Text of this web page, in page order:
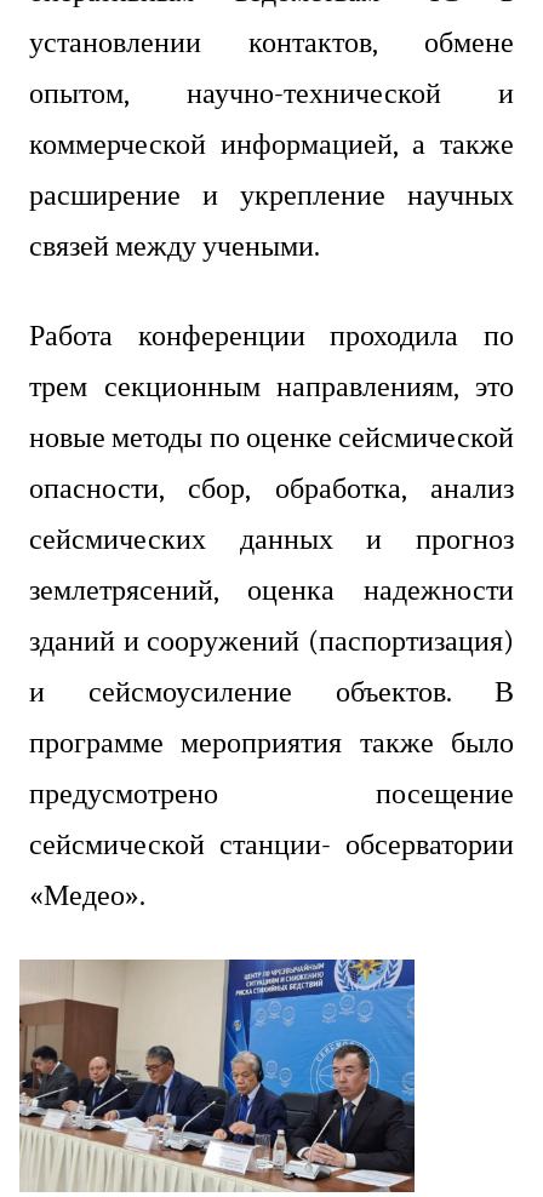
установлении контактов, обмене
опытом, научно-технической и
коммерческой информацией, а также
расширение и укрепление научных
связей между учеными.
Работа конференции проходила по
трем секционным направлениям, это
новые методы по оценке сейсмической
опасности, сбор, обработка, анализ
сейсмических данных и прогноз
землетрясений, оценка надежности
зданий и сооружений (паспортизация)
и сейсмоусиление объектов. В
программе мероприятия также было
предусмотрено посещение
сейсмической станции- обсерватории
«Медео».